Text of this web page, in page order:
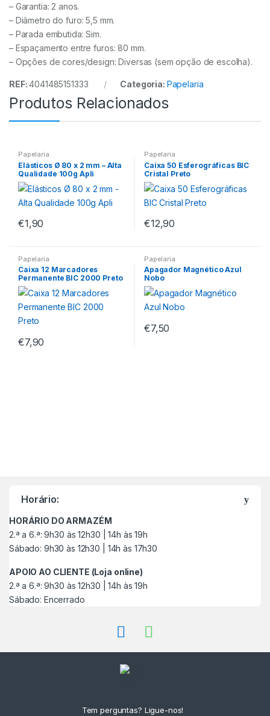
– Garantia: 2 anos.
– Diâmetro do furo: 5,5 mm.
– Parada embutida: Sim.
– Espaçamento entre furos: 80 mm.
– Opções de cores/design: Diversas (sem opção de escolha).
REF:4041485151333 Categoria: Papelaria
Produtos Relacionados
Papelaria
Elásticos Ø 80 x 2 mm – Alta
Qualidade 100g Apli
€1,90
Papelaria
Caixa 50 Esferográficas BIC
Cristal Preto
€12,90
Papelaria
Caixa 12 Marcadores
Permanente BIC 2000 Preto
€7,90
Papelaria
Apagador Magnético Azul
Nobo
€7,50
r
Horário:
HORÁRIO DO ARMAZÉM
2.ª a 6.ª: 9h30 às 12h30 | 14h às 19h
Sábado: 9h30 às 12h30 | 14h às 17h30
APOIO AO CLIENTE (Loja online)
2.ª a 6.ª: 9h30 às 12h30 | 14h às 19h
Sábado: Encerrado
Tem perguntas? Ligue-nos!